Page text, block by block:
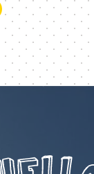
イトアップ
hotel
golf